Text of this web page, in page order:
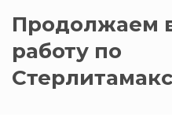
Продолжаем
работу по